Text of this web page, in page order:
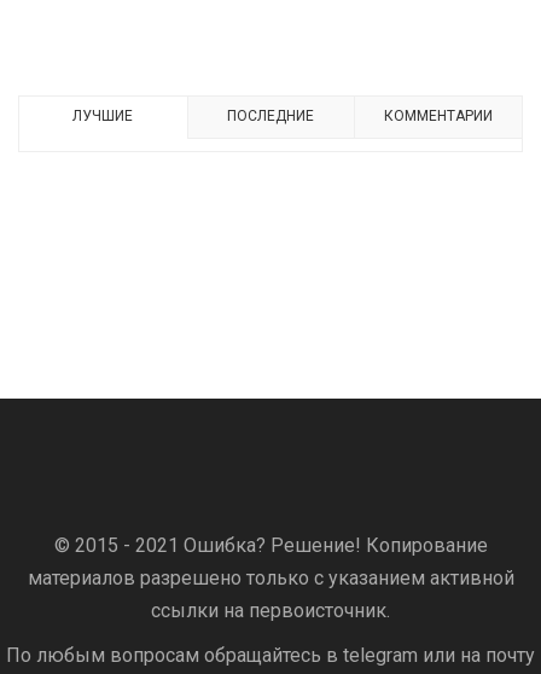
ЛУЧШИЕ ПОСЛЕДНИЕ КОММЕНТАРИИ
© 2015 - 2021 Ошибка? Решение! Копирование
материалов разрешено только с указанием активной
ссылки на первоисточник.
По любым вопросам обращайтесь в telegram или на почту